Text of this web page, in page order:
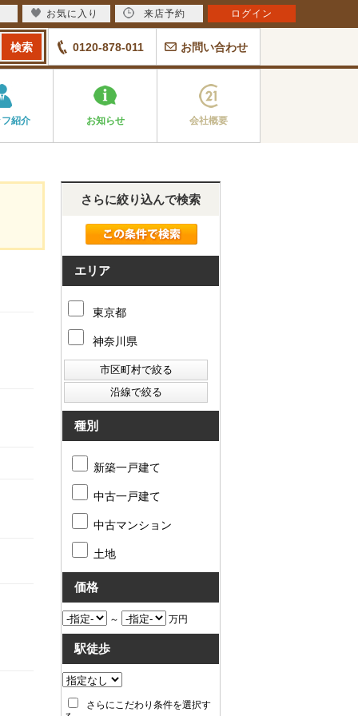
0120-878-011 お問い合わせ
紹介 お知らせ 会社概要
さらに絞り込んで検索
エリア
東京都
神奈川県
種別
新築一戸建て
中古一戸建て
中古マンション
土地
価格
～ 万円
駅徒歩
さらにこだわり条件を選択す
お気に入り 来店予約 ログイン